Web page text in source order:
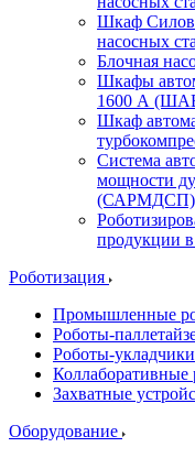
Шкаф
насосных
Блочная
Шкафы
1600 А
Шкаф
Система
мощности
(САРМДСП)
продукции
Роботизация
Промышленные
Роботы-
Роботы-укладчики
Коллаборативные
Захватные
Оборудование